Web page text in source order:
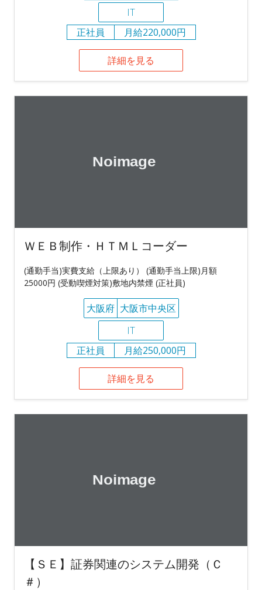
IT
正社員
月給220,000円
詳細を見る
ＷＥＢ制作・ＨＴＭＬコーダー
(通勤手当)実費支給（上限あり） (通勤手当上限)月額
25000円 (受動喫煙対策)敷地内禁煙 (正社員)
大阪府 大阪市中央区
IT
正社員
月給250,000円
詳細を見る
【ＳＥ】証券関連のシステム開発（Ｃ
＃）